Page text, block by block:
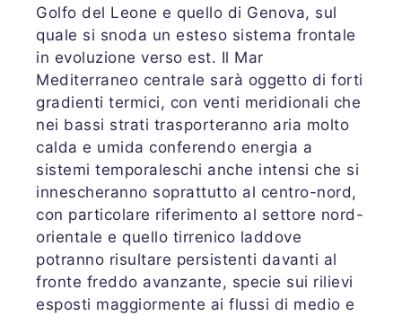
Golfo del Leone e quello di Genova, sul
quale si snoda un esteso sistema frontale
in evoluzione verso est. Il Mar
Mediterraneo centrale sarà oggetto di forti
gradienti termici, con venti meridionali che
nei bassi strati trasporteranno aria molto
calda e umida conferendo energia a
sistemi temporaleschi anche intensi che si
innescheranno soprattutto al centro-nord,
con particolare riferimento al settore nord-
orientale e quello tirrenico laddove
potranno risultare persistenti davanti al
fronte freddo avanzante, specie sui rilievi
esposti maggiormente ai flussi di medio e